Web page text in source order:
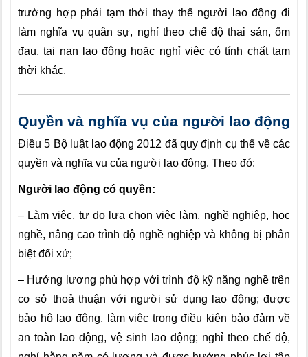
trường hợp phải tạm thời thay thế người lao động đi
làm nghĩa vụ quân sự, nghỉ theo chế độ thai sản, ốm
đau, tai nạn lao động hoặc nghỉ việc có tính chất tạm
thời khác.
Quyền và nghĩa vụ của người lao động
Điều 5 Bộ luật lao động 2012 đã quy định cụ thể về các
quyền và nghĩa vụ của người lao động. Theo đó:
Người lao động có quyền:
– Làm việc, tự do lựa chọn việc làm, nghề nghiệp, học
nghề, nâng cao trình độ nghề nghiệp và không bị phân
biệt đối xử;
– Hưởng lương phù hợp với trình độ kỹ năng nghề trên
cơ sở thoả thuận với người sử dụng lao động; được
bảo hộ lao động, làm việc trong điều kiện bảo đảm về
an toàn lao động, vệ sinh lao động; nghỉ theo chế độ,